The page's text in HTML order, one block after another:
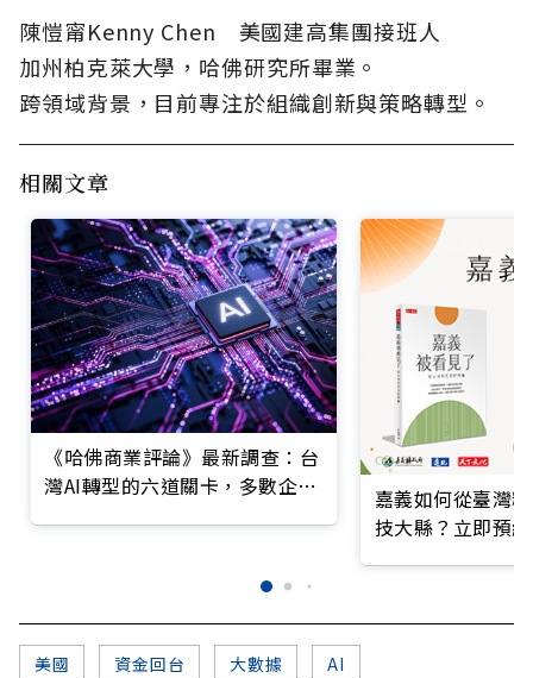
陳愷甯Kenny Chen 美國建高集團接班人
加州柏克萊大學，哈佛研究所畢業。
跨領域背景，目前專注於組織創新與策略轉型。
相關文章
《哈佛商業評論》最新調查：台
灣AI轉型的六道關卡，多數企業
嘉義如何從臺灣
技大縣？立即預
美國 資金回台 大數據 AI